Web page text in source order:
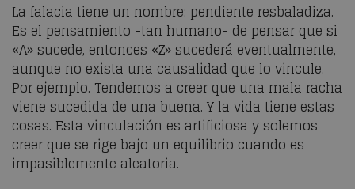
La falacia tiene un nombre: pendiente resbaladiza.
Es el pensamiento -tan humano- de pensar que si
«A» sucede, entonces «Z» sucederá eventualmente,
aunque no exista una causalidad que lo vincule.
Por ejemplo. Tendemos a creer que una mala racha
viene sucedida de una buena. Y la vida tiene estas
cosas. Esta vinculación es artificiosa y solemos
creer que se rige bajo un equilibrio cuando es
impasiblemente aleatoria.